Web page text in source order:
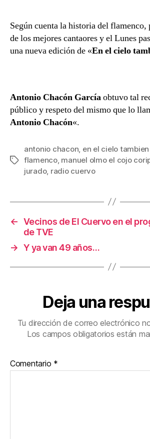
Según cuenta la historia del flamenco,
de los mejores cantaores y el Lunes
una nueva edición de «En el cielo
Antonio Chacón Garcíaobtuvo tal
público y respeto del mismo que lo
Antonio Chacón«.
Etiquetas
antonio chacon, en el cielo
flamenco, manuel olmo el cojo
jurado, radio cuervo
← Vecinos de El Cuervo en el
de TVE
→ Y ya van 49 años…
Deja una
Tu dirección de correo electrónico
Los campos obligatorios están
Comentario *